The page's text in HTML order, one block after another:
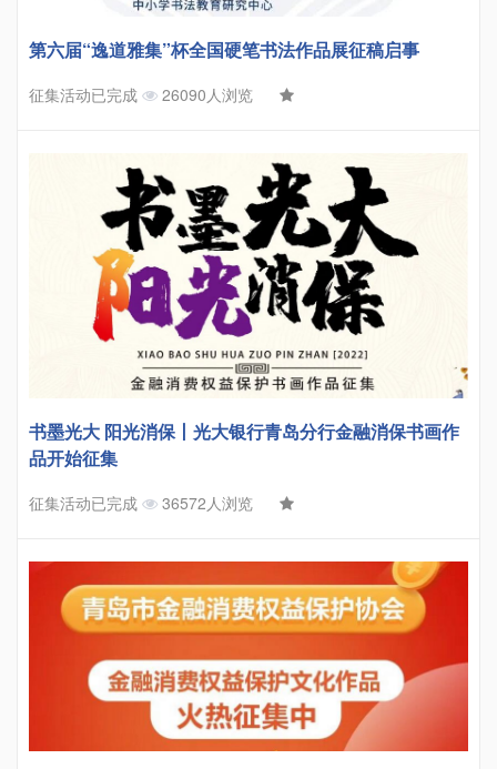
第六届“逸道雅集”杯全国硬笔书法作品展征稿启事
征集活动已完成 26090人浏览
书墨光大 阳光消保丨光大银行青岛分行金融消保书画作
品开始征集
征集活动已完成 36572人浏览